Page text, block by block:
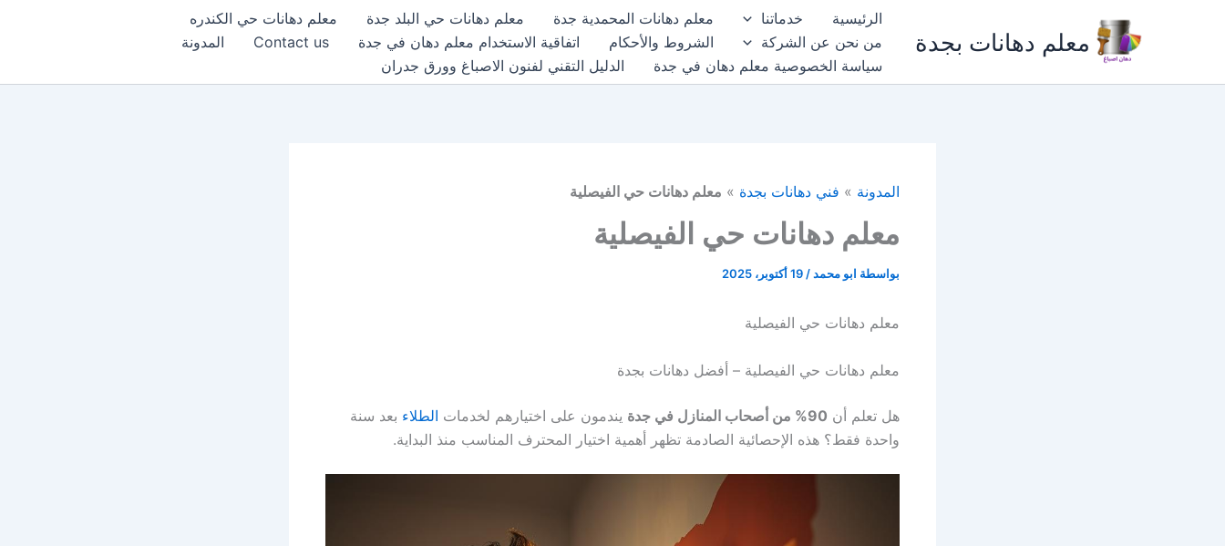
معلم دهانات بجدة
الرئيسية خدماتنا معلم دهانات المحمدية جدة معلم دهانات حي البلد جدة
معلم دهانات حي الكندره
من نحن عن الشركة
الشروط والأحكام اتفاقية الاستخدام معلم دهان في جدة Contact us
المدونة
سياسة الخصوصية معلم دهان في جدة
الدليل التقني لفنون الاصباغ وورق جدران
المدونة » فني دهانات بجدة » معلم دهانات حي الفيصلية
معلم دهانات حي الفيصلية
بواسطة ابو محمد/ 19 أكتوبر، 2025
معلم دهانات حي الفيصلية
معلم دهانات حي الفيصلية – أفضل دهانات بجدة
هل تعلم أن 90% من أصحاب المنازل في جدة يندمون على اختيارهم لخدمات الطلاء بعد سنة
واحدة فقط؟ هذه الإحصائية الصادمة تظهر أهمية اختيار المحترف المناسب منذ البداية.